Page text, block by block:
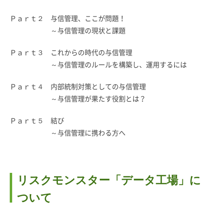
Ｐａｒｔ２ 与信管理、ここが問題！
～与信管理の現状と課題
Ｐａｒｔ３ これからの時代の与信管理
～与信管理のルールを構築し、運用するには
Ｐａｒｔ４ 内部統制対策としての与信管理
～与信管理が果たす役割とは？
Ｐａｒｔ５ 結び
～与信管理に携わる方へ
リスクモンスター「データ工場」に
ついて